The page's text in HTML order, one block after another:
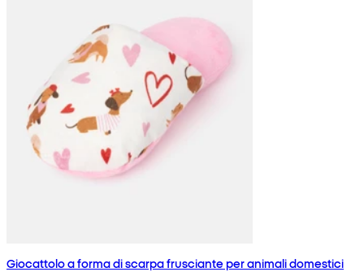
Giocattolo a forma di scarpa frusciante per animali domestici